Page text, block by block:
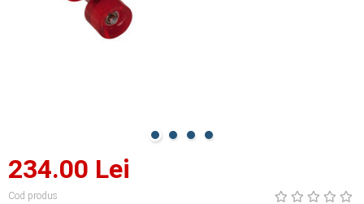
234.00 Lei
Cod produs